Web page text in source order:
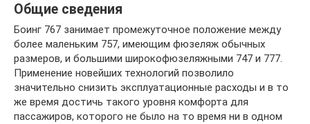
Общие сведения
Боинг 767 занимает промежуточное положение между
более маленьким 757, имеющим фюзеляж обычных
размеров, и большими широкофюзеляжными 747 и 777.
Применение новейших технологий позволило
значительно снизить эксплуатационные расходы и в то
же время достичь такого уровня комфорта для
пассажиров, которого не было на то время ни в одном